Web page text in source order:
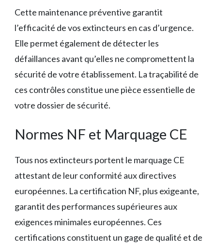
Cette maintenance préventive garantit
l’efficacité de vos extincteurs en cas d’urgence.
Elle permet également de détecter les
défaillances avant qu’elles ne compromettent la
sécurité de votre établissement. La traçabilité de
ces contrôles constitue une pièce essentielle de
votre dossier de sécurité.
Normes NF et Marquage CE
Tous nos extincteurs portent le marquage CE
attestant de leur conformité aux directives
européennes. La certification NF, plus exigeante,
garantit des performances supérieures aux
exigences minimales européennes. Ces
certifications constituent un gage de qualité et de